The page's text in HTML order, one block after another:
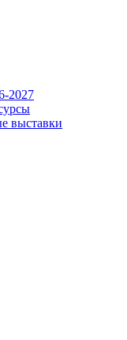
2027
выставки